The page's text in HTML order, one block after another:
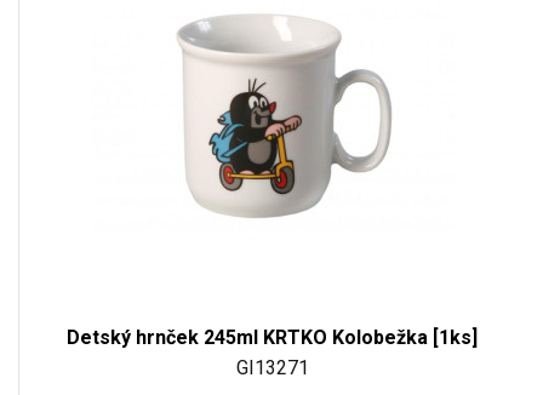
Detský hrnček 245ml KRTKO Kolobežka [1ks]
GI13271